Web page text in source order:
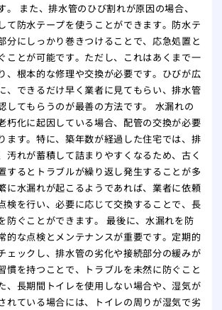
。 また、排水管のひび割れが原因の場合、
て防水テープを使うことができます。防水テ
分にしっかり巻きつけることで、応急処置と
ことが可能です。ただし、これはあくまで一
、根本的な修理や交換が必要です。ひびが広
、できるだけ早く業者に見てもらい、排水管
してもらうのが最善の方法です。 水漏れの
朽化に起因している場合、配管の交換が必要
ます。特に、築年数が経過した住宅では、排
汚れが蓄積して詰まりやすくなるため、古く
するとトラブルが繰り返し発生することが多
に水漏れが起こるようであれば、業者に依頼
検を行い、必要に応じて交換することで、長
防ぐことができます。 最後に、水漏れを防
的な点検とメンテナンスが重要です。定期的
ェックし、排水管の劣化や接続部分の緩みが
慣を持つことで、トラブルを未然に防ぐこと
、長期間トイレを使用しない場合や、湿気が
れている場合には、トイレの周りが湿気で劣